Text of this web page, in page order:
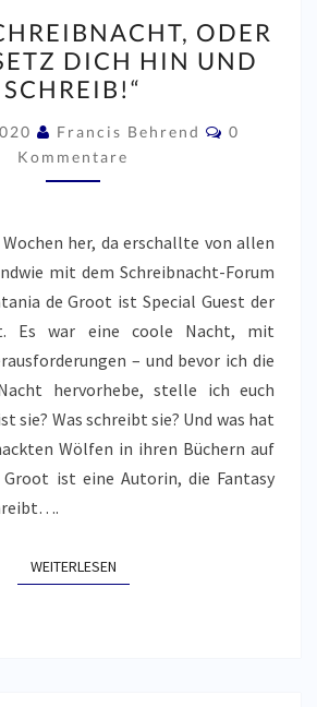
74.
SCHREIBNACHT,
ODER
AUCH:
„SETZ
DICH
UND
SCHREIB!“
ODER
DICH HIN UND
SCHREIB!“
Francis Behrend
0
Kommentare
her, da erschallte von allen
mit dem Schreibnacht-Forum
de Groot ist Special Guest der
Es war eine coole Nacht, mit
– und bevor ich die
hervorhebe, stelle ich euch
sie? Was schreibt sie? Und was hat
Wölfen in ihren Büchern auf
Groot ist eine Autorin, die Fantasy
WEITERLESENWEITERLESEN